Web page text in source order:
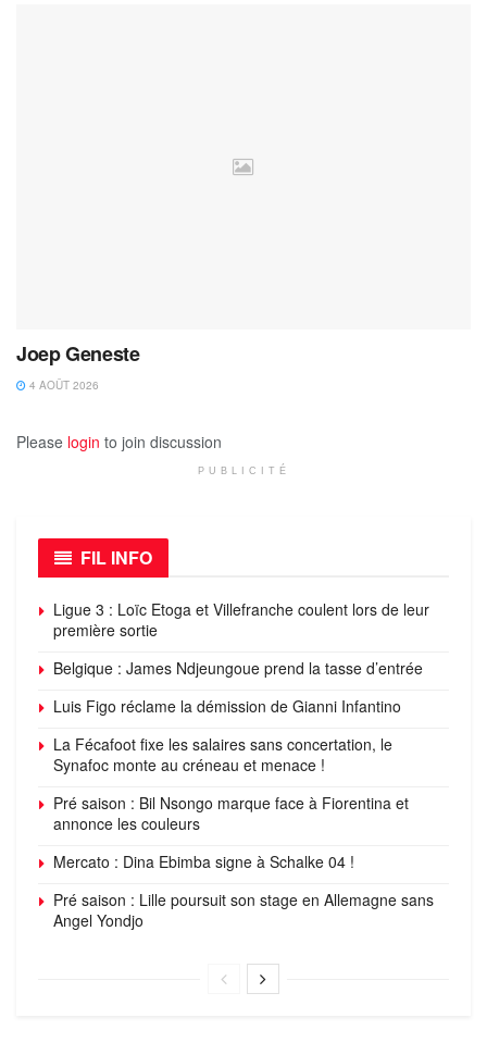
Joep Geneste
4 AOÛT 2026
Please login to join discussion
PUBLICITÉ
FIL INFO
Ligue 3 : Loïc Etoga et Villefranche coulent lors de leur
première sortie
Belgique : James Ndjeungoue prend la tasse d’entrée
Luis Figo réclame la démission de Gianni Infantino
La Fécafoot fixe les salaires sans concertation, le
Synafoc monte au créneau et menace !
Pré saison : Bil Nsongo marque face à Fiorentina et
annonce les couleurs
Mercato : Dina Ebimba signe à Schalke 04 !
Pré saison : Lille poursuit son stage en Allemagne sans
Angel Yondjo